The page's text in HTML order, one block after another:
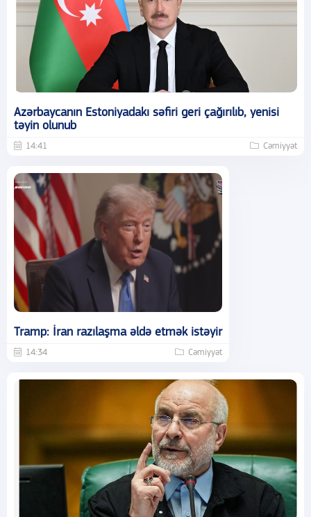
Azərbaycanın Estoniyadakı səfiri geri çağırılıb, yenisi
təyin olunub
14:41 Cəmiyyət
Tramp: İran razılaşma əldə etmək istəyir
14:34 Cəmiyyət